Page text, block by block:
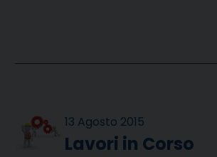
13 Agosto 2015
Lavori in Corso